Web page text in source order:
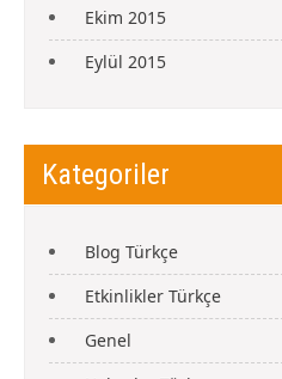
Ekim 2015
Eylül 2015
Kategoriler
Blog Türkçe
Etkinlikler Türkçe
Genel